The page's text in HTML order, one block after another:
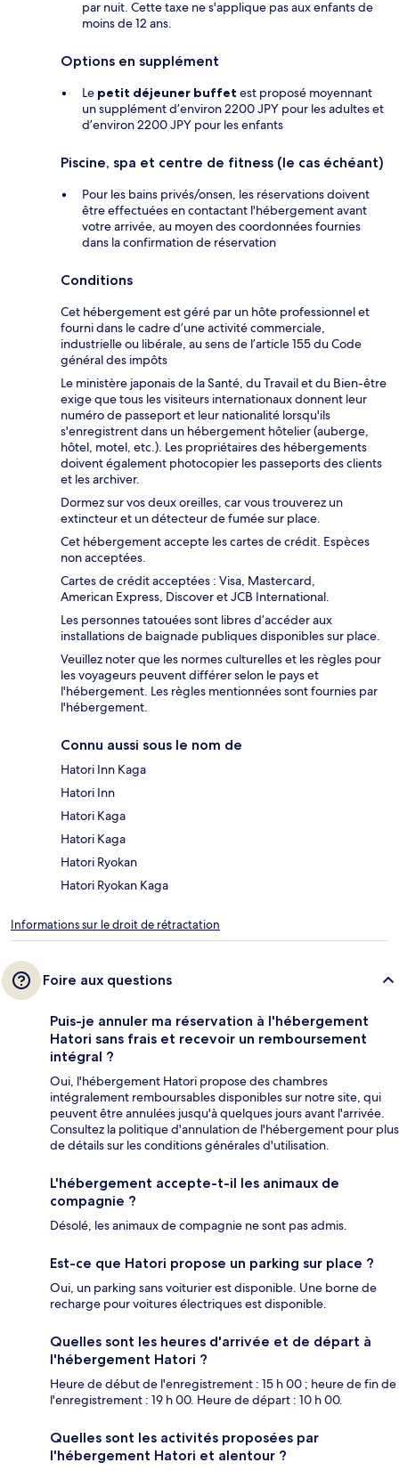
par nuit. Cette taxe ne s'applique pas aux enfants de
moins de 12 ans.
Options en supplément
Le petit déjeuner buffet est proposé moyennant
un supplément d’environ 2200 JPY pour les adultes et
d’environ 2200 JPY pour les enfants
Piscine, spa et centre de fitness (le cas échéant)
Pour les bains privés/onsen, les réservations doivent
être effectuées en contactant l'hébergement avant
votre arrivée, au moyen des coordonnées fournies
dans la confirmation de réservation
Conditions
Cet hébergement est géré par un hôte professionnel et
fourni dans le cadre d’une activité commerciale,
industrielle ou libérale, au sens de l’article 155 du Code
général des impôts
Le ministère japonais de la Santé, du Travail et du Bien-être
exige que tous les visiteurs internationaux donnent leur
numéro de passeport et leur nationalité lorsqu'ils
s'enregistrent dans un hébergement hôtelier (auberge,
hôtel, motel, etc.). Les propriétaires des hébergements
doivent également photocopier les passeports des clients
et les archiver.
Dormez sur vos deux oreilles, car vous trouverez un
extincteur et un détecteur de fumée sur place.
Cet hébergement accepte les cartes de crédit. Espèces
non acceptées.
Cartes de crédit acceptées : Visa, Mastercard,
American Express, Discover et JCB International.
Les personnes tatouées sont libres d’accéder aux
installations de baignade publiques disponibles sur place.
Veuillez noter que les normes culturelles et les règles pour
les voyageurs peuvent différer selon le pays et
l'hébergement. Les règles mentionnées sont fournies par
l'hébergement.
Connu aussi sous le nom de
Hatori Inn Kaga
Hatori Inn
Hatori Kaga
Hatori Kaga
Hatori Ryokan
Hatori Ryokan Kaga
Informations sur le droit de rétractation
Foire aux questions
Puis-je annuler ma réservation à l'hébergement
Hatori sans frais et recevoir un remboursement
intégral ?
Oui, l'hébergement Hatori propose des chambres
intégralement remboursables disponibles sur notre site, qui
peuvent être annulées jusqu'à quelques jours avant l'arrivée.
Consultez la politique d'annulation de l'hébergement pour plus
de détails sur les conditions générales d'utilisation.
L'hébergement accepte-t-il les animaux de
compagnie ?
Désolé, les animaux de compagnie ne sont pas admis.
Est-ce que Hatori propose un parking sur place ?
Oui, un parking sans voiturier est disponible. Une borne de
recharge pour voitures électriques est disponible.
Quelles sont les heures d'arrivée et de départ à
l'hébergement Hatori ?
Heure de début de l'enregistrement : 15 h 00 ; heure de fin de
l'enregistrement : 19 h 00. Heure de départ : 10 h 00.
Quelles sont les activités proposées par
l'hébergement Hatori et alentour ?